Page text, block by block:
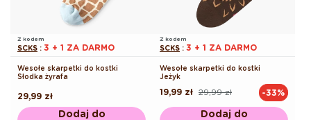
Z kodem
SCKS : 3 + 1 ZA DARMO
Wesołe skarpetki do kostki
Słodka żyrafa
Cena
regularna
29,99 zł
Dodaj do
Z kodem
SCKS : 3 + 1 ZA DARMO
Wesołe skarpetki do kostki
Jeżyk
Cena
29,99 zł
Cena
19,99 zł -33%
Dodaj do